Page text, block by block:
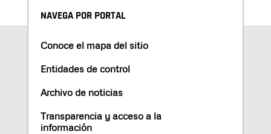
NAVEGA POR PORTAL
Conoce el mapa del sitio
Entidades de control
Archivo de noticias
Transparencia y acceso a la
información